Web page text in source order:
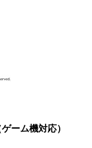
ゲーム機対応）